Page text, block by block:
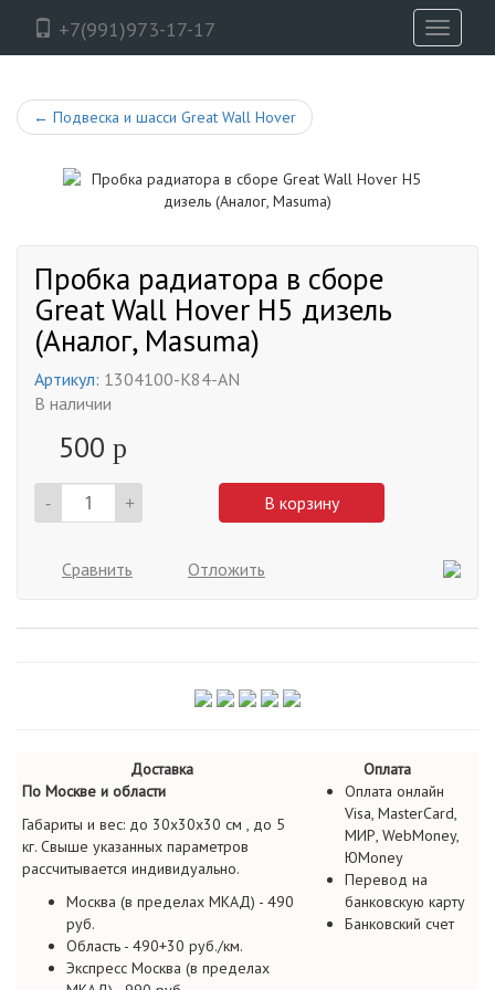
+7(991)973-17-17
Toggle
← Подвеска и шасси Great Wall Hover
Пробка радиатора в сборе
Great Wall Hover H5 дизель
(Аналог, Masuma)
Артикул: 1304100-K84-AN
В наличии
500 p
- + В корзину
Сравнить Отложить
Доставка
Оплата
По Москве и области
Габариты и вес: до 30х30х30 см , до 5
кг. Свыше указанных параметров
рассчитывается индивидуально.
Москва (в пределах МКАД) - 490
руб.
Область - 490+30 руб./км.
Экспресс Москва (в пределах
Оплата онлайн
Visa, MasterCard,
МИР, WebMoney,
ЮMoney
Перевод на
банковскую карту
Банковский счет